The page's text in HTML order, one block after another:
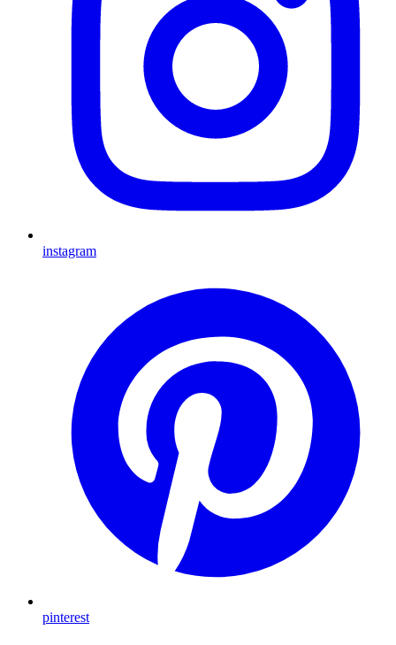
instagram
pinterest